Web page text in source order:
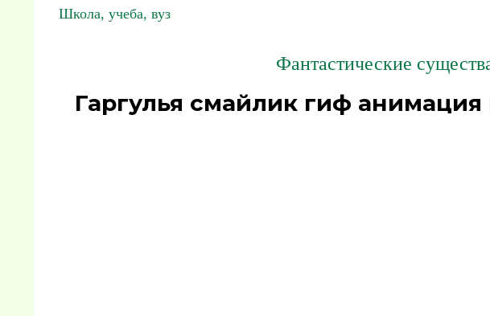
Школа, учеба, вуз
Фантастические
Гаргулья смайлик гиф анимация